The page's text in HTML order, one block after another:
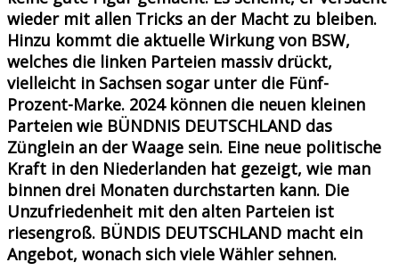
wieder mit allen Tricks an der Macht zu bleiben.
Hinzu kommt die aktuelle Wirkung von BSW,
welches die linken Parteien massiv drückt,
vielleicht in Sachsen sogar unter die Fünf-
Prozent-Marke. 2024 können die neuen kleinen
Parteien wie BÜNDNIS DEUTSCHLAND das
Zünglein an der Waage sein. Eine neue politische
Kraft in den Niederlanden hat gezeigt, wie man
binnen drei Monaten durchstarten kann. Die
Unzufriedenheit mit den alten Parteien ist
riesengroß. BÜNDIS DEUTSCHLAND macht ein
Angebot, wonach sich viele Wähler sehnen.